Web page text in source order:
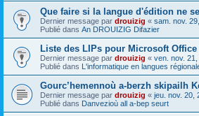
Que faire si la langue d'édition ne
Dernier message par drouizig « sam. nov.
Publié dans An DROUIZIG Difazier
Liste des LIPs pour Microsoft Office
Dernier message par drouizig « ven. nov.
Publié dans L'informatique en langues
Gourc’hemennoù a-berzh skipailh
Dernier message par drouizig « jeu. nov. 20,
Publié dans Danvezioù all a-bep seurt